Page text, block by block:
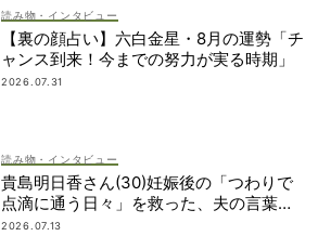
読み物・インタビュー
【裏の顔占い】六白金星・8月の運勢「チ
ャンス到来！今までの努力が実る時期」
2026.07.31
読み物・インタビュー
貴島明日香さん(30)妊娠後の「つわりで
点滴に通う日々」を救った、夫の言葉と
朝マック
2026.07.13